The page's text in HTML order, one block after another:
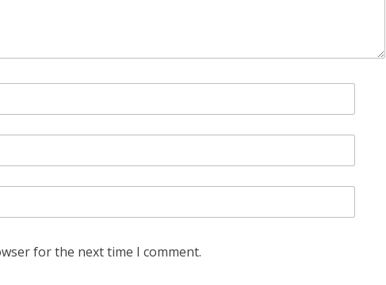
for the next time I comment.